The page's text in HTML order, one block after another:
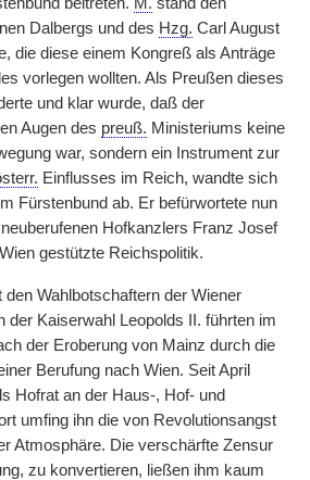
Dalbergs und des Hzg. Carl August
die diese einem Kongreß als Anträge
vorlegen wollten. Als Preußen dieses
und klar wurde, daß der
Augen des preuß. Ministeriums keine
war, sondern ein Instrument zur
Einflusses im Reich, wandte sich
Fürstenbund ab. Er befürwortete nun
Hofkanzlers Franz Josef
gestützte Reichspolitik.
Wahlbotschaftern der Wiener
der Kaiserwahl Leopolds II. führten im
der Eroberung von Mainz durch die
Berufung nach Wien. Seit April
Hofrat an der Haus-, Hof- und
umfing ihn die von Revolutionsangst
Atmosphäre. Die verschärfte Zensur
zu konvertieren, ließen ihm kaum